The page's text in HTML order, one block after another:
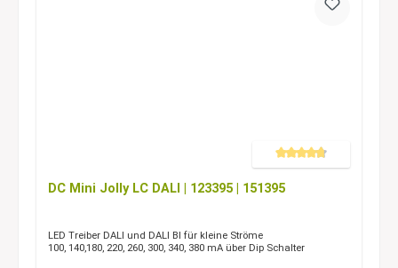
Durchschnittliche Bewertung
DC Mini Jolly LC DALI | 123395 | 151395
LED Treiber DALI und DALI BI für kleine Ströme
100, 140,180, 220, 260, 300, 340, 380 mA über Dip Schalter